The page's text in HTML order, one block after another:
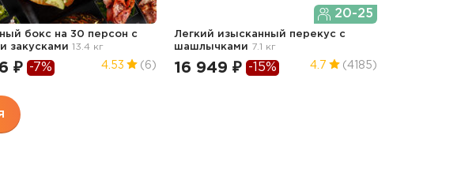
бокс на 30 персон с
закусками
13.4 кг
₽ -7% 4.53 (6)
20-25
Легкий изысканный перекус с
шашлычками
7.1 кг
16 949 ₽ -15% 4.7 (4185)